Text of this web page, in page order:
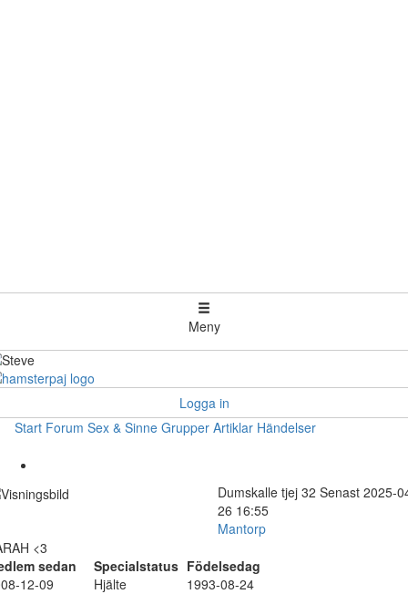
Meny
Logga in
Start Forum Sex & Sinne Grupper Artiklar Händelser
Dumskalle tjej 32 Senast 2025-
26 16:55
Mantorp
<3
sedan
Specialstatus Födelsedag
12-09
Hjälte 1993-08-24